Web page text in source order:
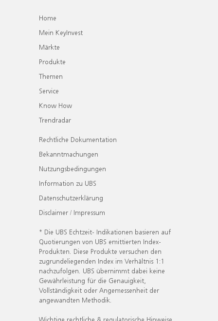
Home
Mein KeyInvest
Märkte
Produkte
Themen
Service
Know How
Trendradar
Rechtliche Dokumentation
Bekanntmachungen
Nutzungsbedingungen
Information zu UBS
Datenschutzerklärung
Disclaimer / Impressum
* Die UBS Echtzeit- Indikationen basieren auf
Quotierungen von UBS emittierten Index-
Produkten. Diese Produkte versuchen den
zugrundeliegenden Index im Verhältnis 1:1
nachzufolgen. UBS übernimmt dabei keine
Gewährleistung für die Genauigkeit,
Vollständigkeit oder Angemessenheit der
angewandten Methodik.